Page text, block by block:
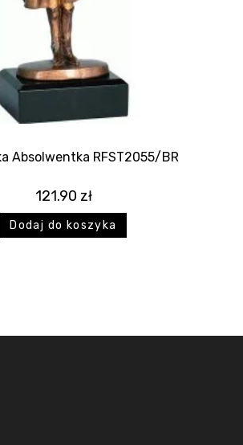
Absolwentka RFST2055/BR
121.90 zł
Dodaj do koszyka